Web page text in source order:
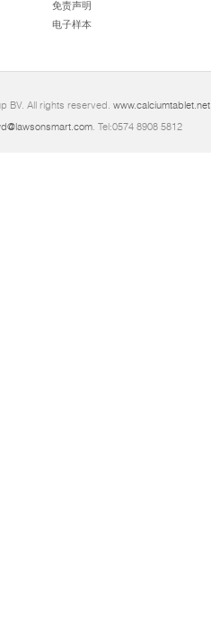
免责声明
电子样本
BV. All rights reserved. www.calciumtablet.net
. Tel:0574 8908 5812